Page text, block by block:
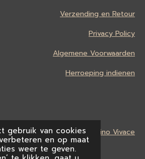
gebruik van cookies
en op maat
weer te geven.
Verzending en Retour
Privacy Policy
Algemene Voorwaarden
Herroeping indienen
In cooperation with
Vino Vivace
di Bolgheri BE